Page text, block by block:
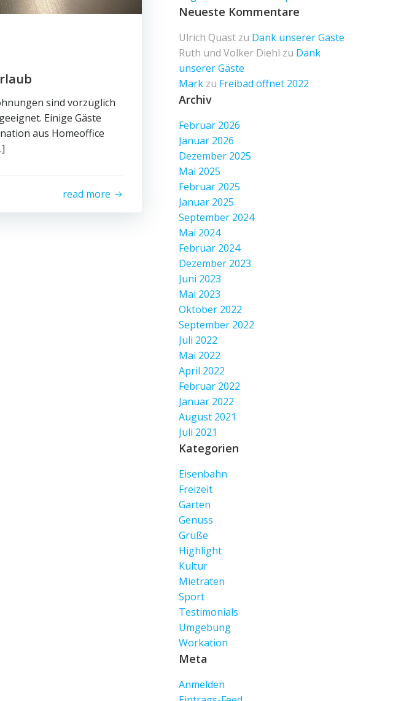
sind vorzüglich
Einige Gäste
aus Homeoffice
read more
Neueste Kommentare
Ulrich Quast zu Dank unserer Gäste
Ruth und Volker Diehl zu Dank
unserer Gäste
Mark zu Freibad öffnet 2022
Archiv
Februar 2026
Januar 2026
Dezember 2025
Mai 2025
Februar 2025
Januar 2025
September 2024
Mai 2024
Februar 2024
Dezember 2023
Juni 2023
Mai 2023
Oktober 2022
September 2022
Juli 2022
Mai 2022
April 2022
Februar 2022
Januar 2022
August 2021
Juli 2021
Kategorien
Eisenbahn
Freizeit
Garten
Genuss
Grüße
Highlight
Kultur
Mietraten
Sport
Testimonials
Umgebung
Workation
Meta
Anmelden